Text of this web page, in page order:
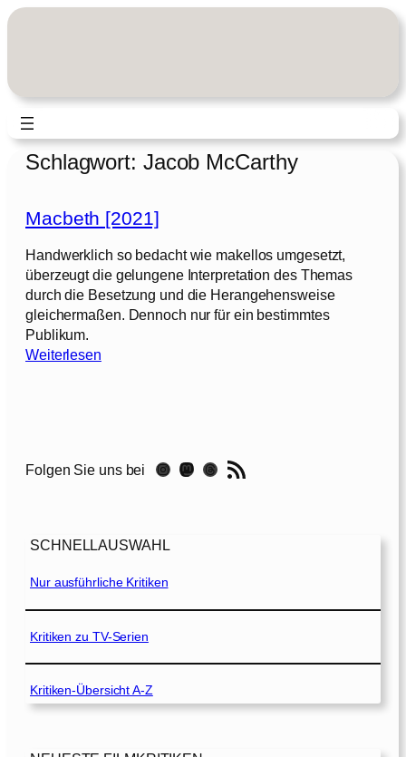
Zum
Schlagwort: Jacob McCarthy
Macbeth [2021]
Handwerklich so bedacht wie makellos umgesetzt,
überzeugt die gelungene Interpretation des Themas
durch die Besetzung und die Herangehensweise
gleichermaßen. Dennoch nur für ein bestimmtes
Publikum.
Weiterlesen:
t
0
1
]
Folgen Sie uns bei Instagram Mastodon Threads RSS-Feed
SCHNELLAUSWAHL
Nur ausführliche Kritiken
Kritiken zu TV-Serien
Kritiken-Übersicht A-Z